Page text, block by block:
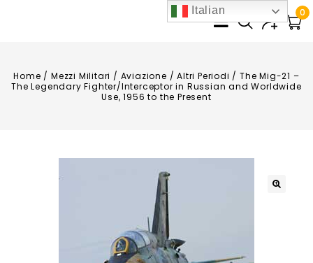
0
Home / Mezzi Militari / Aviazione /Altri Periodi /The Mig-21 –
The Legendary Fighter/Interceptor in Russian and Worldwide
Use, 1956 to the Present
Italian